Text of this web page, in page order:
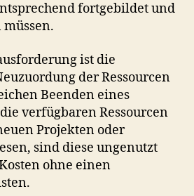
fortgebildet und
ist die
der Ressourcen
Beenden eines
verfügbaren Ressourcen
Projekten oder
sind diese ungenutzt
ohne einen